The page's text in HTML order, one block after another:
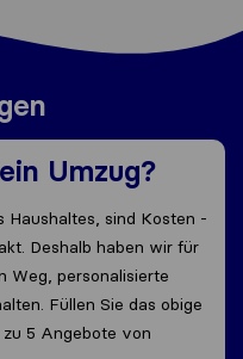
Umzug?
Haushaltes, sind Kosten -
Deshalb haben wir für
Weg, personalisierte
Füllen Sie das obige
5 Angebote von